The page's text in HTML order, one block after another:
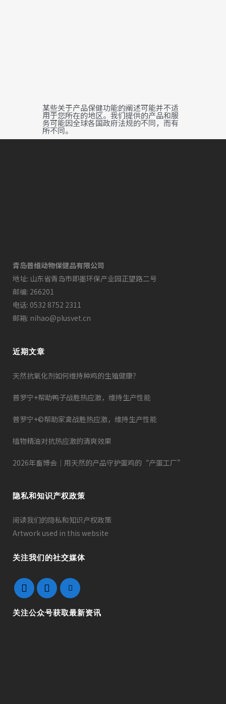
某些关于产品保健功能的阐述可能并不适
用于您所在的地区。我们提供的产品和服
务可能因全球各国政府法规的不同，而有
所不同。
青岛普维动物保健品有限公司
地址: 山东省青岛市即墨环保产业园正望路二号
邮编: 266201
电话: 0532 8752 2311
邮箱: nihao@plusvet.cn
近期文章
天然抗氧化剂如何维持种鸡的生殖健康？
普罗宁+帮助鸭子战胜热应激，维持生产性能
普罗宁+©帮助家禽战胜热应激，维持生产性能
植物精油对抗热应激的清爽效果
2026年畜博会｜用天然的产品守护蛋鸡的“产蛋工厂”
隐私和知识产权政策
阅读我们的隐私和知识产权政策
Artwork used in this website
关注我们的社交媒体
关注公众号获取最新资讯